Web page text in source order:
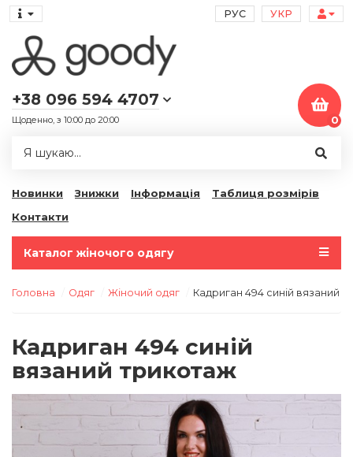
РУС УКР
+38 096 594 4707
Щоденно, з 10:00 до 20:00 0
Новинки Знижки Інформація
Таблиця розмірів
Контакти
Каталог жіночого одягу
Головна Одяг Жіночий одяг Кадриган 494 синій вязаний
Кадриган 494 синій
вязаний трикотаж